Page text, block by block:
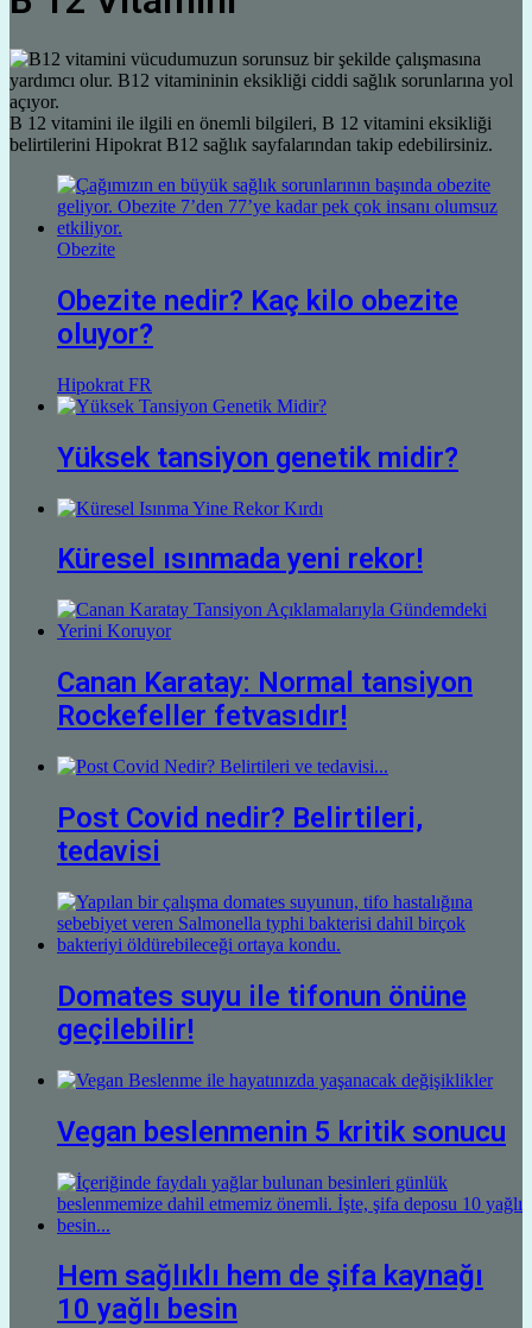
B 12 vitamini ile ilgili en önemli bilgileri, B 12 vitamini eksikliği
belirtilerini Hipokrat B12 sağlık sayfalarından takip edebilirsiniz.
Obezite
Obezite nedir? Kaç kilo obezite
oluyor?
Hipokrat FR
Yüksek tansiyon genetik midir?
Küresel ısınmada yeni rekor!
Canan Karatay: Normal tansiyon
Rockefeller fetvasıdır!
Post Covid nedir? Belirtileri,
tedavisi
Domates suyu ile tifonun önüne
geçilebilir!
Vegan beslenmenin 5 kritik sonucu
Hem sağlıklı hem de şifa kaynağı
10 yağlı besin